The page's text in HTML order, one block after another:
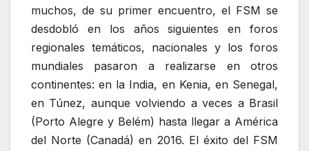
muchos, de su primer encuentro, el FSM se
desdobló en los años siguientes en foros
regionales temáticos, nacionales y los foros
mundiales pasaron a realizarse en otros
continentes: en la India, en Kenia, en Senegal,
en Túnez, aunque volviendo a veces a Brasil
(Porto Alegre y Belém) hasta llegar a América
del Norte (Canadá) en 2016. El éxito del FSM